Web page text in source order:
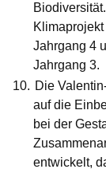
Jahrgang 4
Jahrgang 3.
Die
auf die
bei der
entwickelt,